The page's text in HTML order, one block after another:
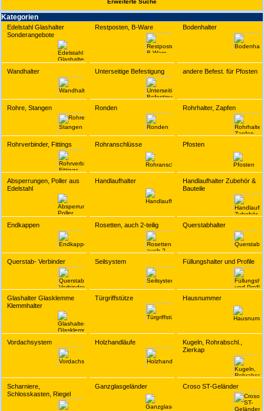
Erwei­terte Suche
Kate­gorien
Edelstahl Glashalter
Sonderangebote
Restposten, B-Ware Bodenhalter
Wandhalter Unterseitige Befestigung andere Befest. für Pfosten
Rohre, Stangen Ronden Rohrhalter, Zapfen
Rohrverbinder, Fittings Rohranschlüsse Pfosten
Absperrungen, Poller aus
Edelstahl
Handlaufhalter
Handlaufhalter Zubehör &
Bauteile
Endkappen Rosetten, auch 2-teilig Querstabhalter
Querstab- Verbinder Seilsystem Füllungshalter und Profile
Glashalter Glasklemme
Klemmhalter
Türgriffstütze Hausnummer
Vordachsystem Holzhandläufe
Kugeln, Rohrabschl.,
Zierkap
Scharniere,
Schlosskasten, Riegel
Ganzglasgeländer Croso ST-Geländer